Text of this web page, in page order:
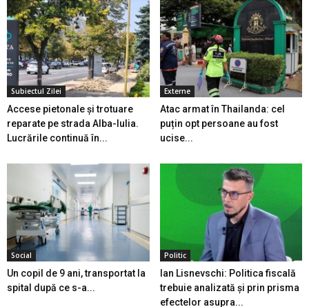
Subiectul Zilei
Accese pietonale și trotuare
reparate pe strada Alba-Iulia.
Lucrările continuă în...
Externe
Atac armat în Thailanda: cel
puțin opt persoane au fost
ucise...
Social
Un copil de 9 ani, transportat la
spital după ce s-a...
Politic
Ian Lisnevschi: Politica fiscală
trebuie analizată și prin prisma
efectelor asupra...